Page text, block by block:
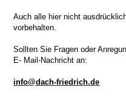
Auch alle hier nicht
vorbehalten.
Sollten Sie Fragen oder
E- Mail-Nachricht an:
info@dach-friedrich.de